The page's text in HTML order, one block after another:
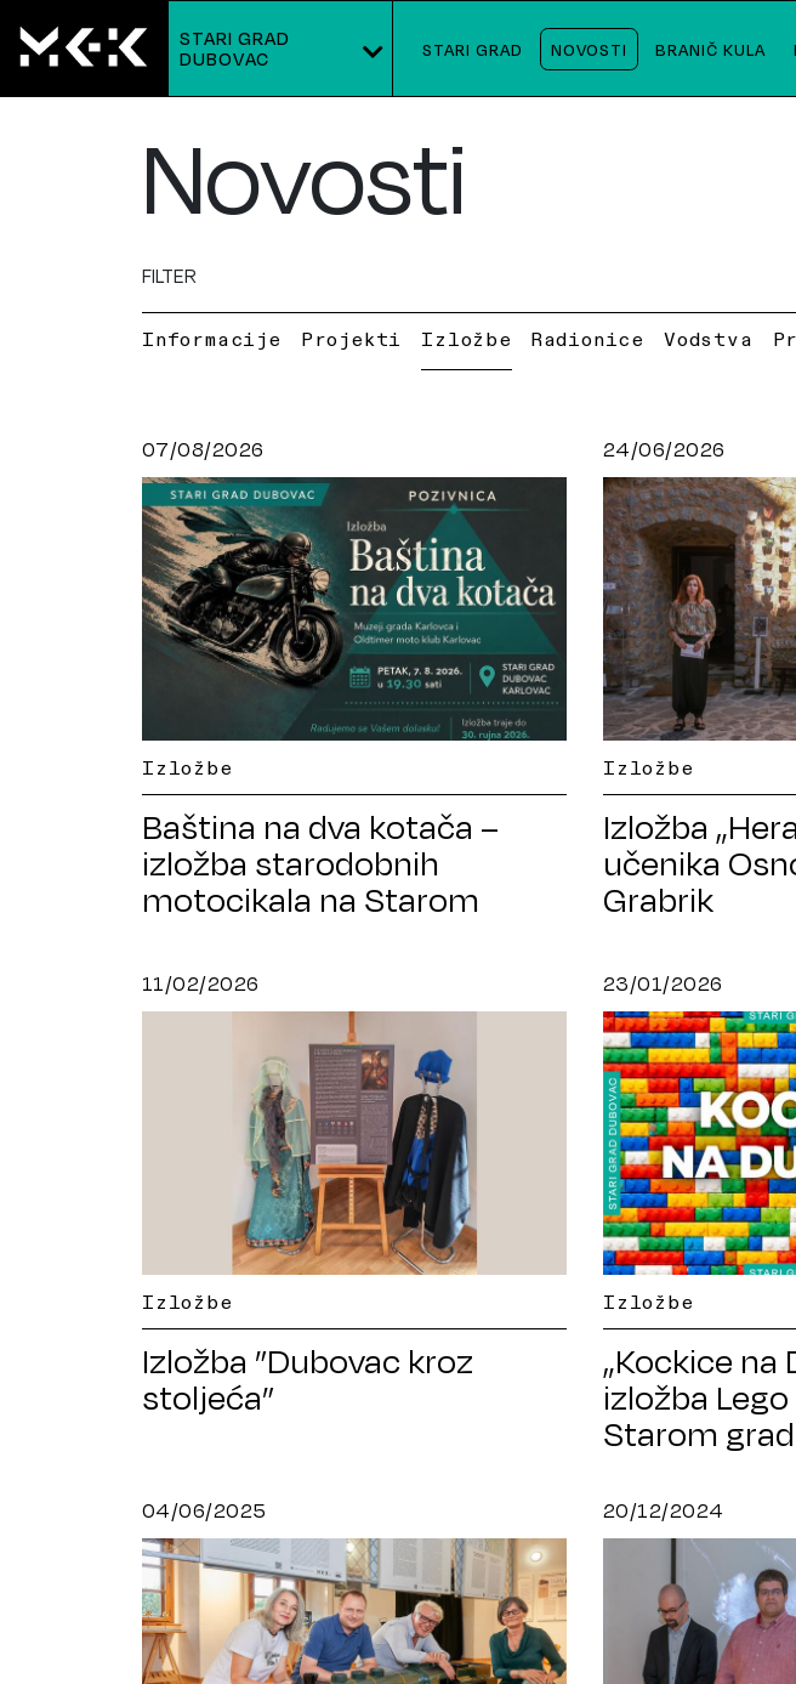
STARI GRAD
DUBOVAC
STARI GRAD NOVOSTI BRANIČ KULA
Novosti
FILTER
Informacije Projekti Izložbe Radionice Vodstva
07/08/2026
Izložbe
Baština na dva kotača –
izložba starodobnih
motocikala na Starom
24/06/2026
Izložbe
Izložba
učenika
Grabrik
11/02/2026
Izložbe
Izložba ”Dubovac kroz
stoljeća”
23/01/2026
Izložbe
„Kockice na
izložba
Starom
04/06/2025 20/12/2024